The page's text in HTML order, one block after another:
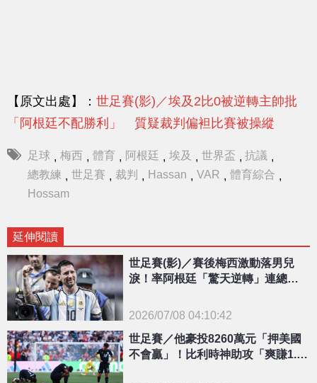
【原文出處】： 世足賽(影)／埃及2比0被逆轉主帥批
「阿根廷不配勝利」 質疑裁判偏袒比賽被操縱
足球 , 梅西 , 體育 , 阿根廷 , 埃及 , 世界盃 , 抗議 ,
總教練 , 世足賽 , 裁判 , Hassan , VAR , 體育綜合 ,
Hossam
延伸閱讀
{PLAYICON}
世足賽(影)／賽後梅西激動落男兒
淚！率阿根廷「驚天逆轉」連總教
2026/07/08 04:10:42
世足賽／他豪投8260萬元「押美國
不會贏」！比利時神助攻「爽賺1.24